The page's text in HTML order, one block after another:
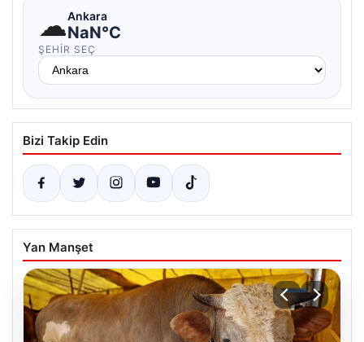
☁Ankara
NaN°C
ŞEHIR SEÇ
Bizi Takip Edin
Yan Manşet